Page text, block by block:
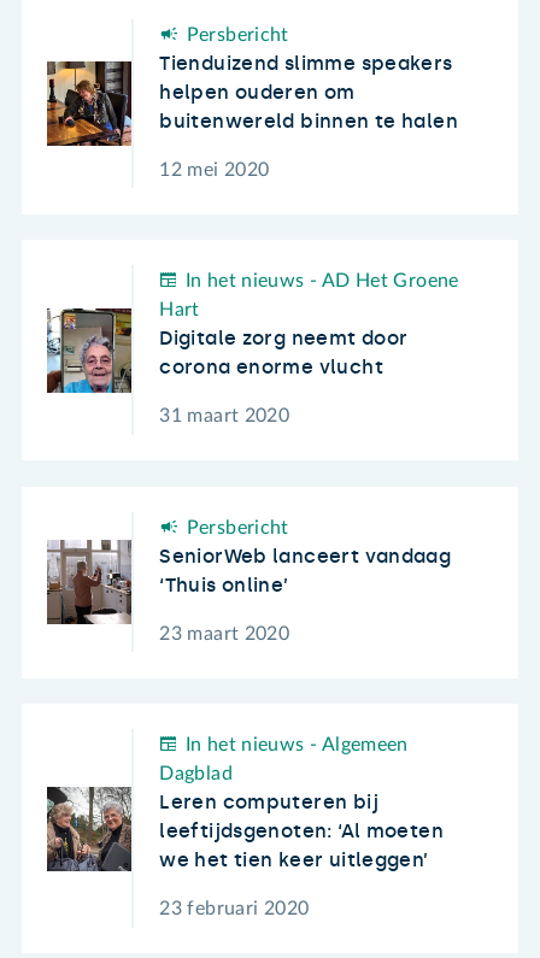
Persbericht
Tienduizend slimme speakers
helpen ouderen om
buitenwereld binnen te halen
12 mei 2020
In het nieuws - AD Het Groene
Hart
Digitale zorg neemt door
corona enorme vlucht
31 maart 2020
Persbericht
SeniorWeb lanceert vandaag
‘Thuis online’
23 maart 2020
In het nieuws - Algemeen
Dagblad
Leren computeren bij
leeftijdsgenoten: ‘Al moeten
we het tien keer uitleggen’
23 februari 2020